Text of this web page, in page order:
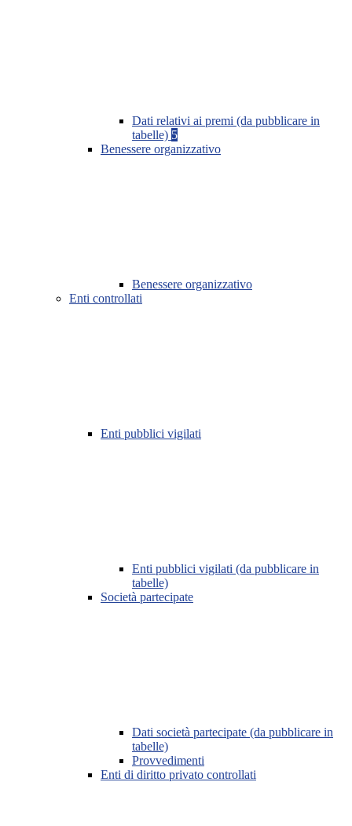
Dati relativi ai premi (da pubblicare in
tabelle) 5
Benessere organizzativo
Benessere organizzativo
Enti controllati
Enti pubblici vigilati
Enti pubblici vigilati (da pubblicare in
tabelle)
Società partecipate
Dati società partecipate (da pubblicare in
tabelle)
Provvedimenti
Enti di diritto privato controllati